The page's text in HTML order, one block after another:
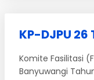
KP-DJPU
Komite Fasilitasi
Banyuwangi